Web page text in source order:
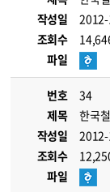
작성일
조회수
파일
번호
34
제목
한국
작성일
조회수
파일